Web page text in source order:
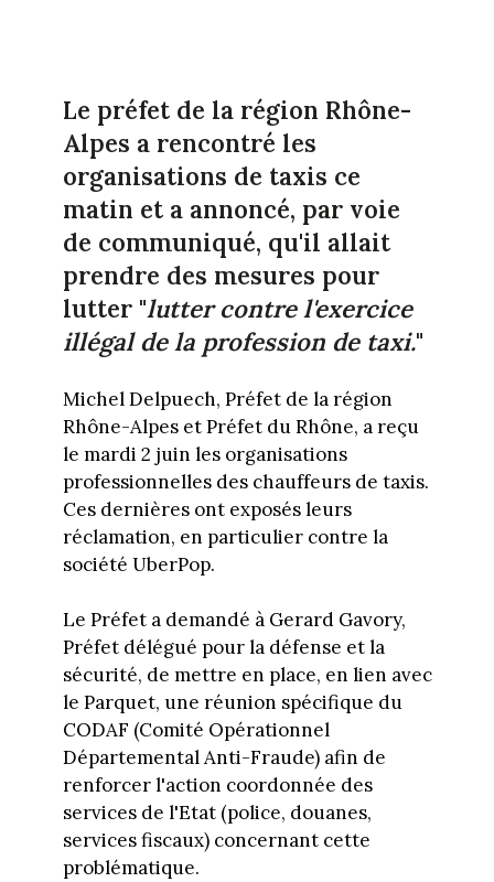
Le préfet de la région Rhône-
Alpes a rencontré les
organisations de taxis ce
matin et a annoncé, par voie
de communiqué, qu'il allait
prendre des mesures pour
lutter "lutter contre l'exercice
illégal de la profession de taxi."
Michel Delpuech, Préfet de la région
Rhône-Alpes et Préfet du Rhône, a reçu
le mardi 2 juin les organisations
professionnelles des chauffeurs de taxis.
Ces dernières ont exposés leurs
réclamation, en particulier contre la
société UberPop.
Le Préfet a demandé à Gerard Gavory,
Préfet délégué pour la défense et la
sécurité, de mettre en place, en lien avec
le Parquet, une réunion spécifique du
CODAF (Comité Opérationnel
Départemental Anti-Fraude) afin de
renforcer l'action coordonnée des
services de l'Etat (police, douanes,
services fiscaux) concernant cette
problématique.